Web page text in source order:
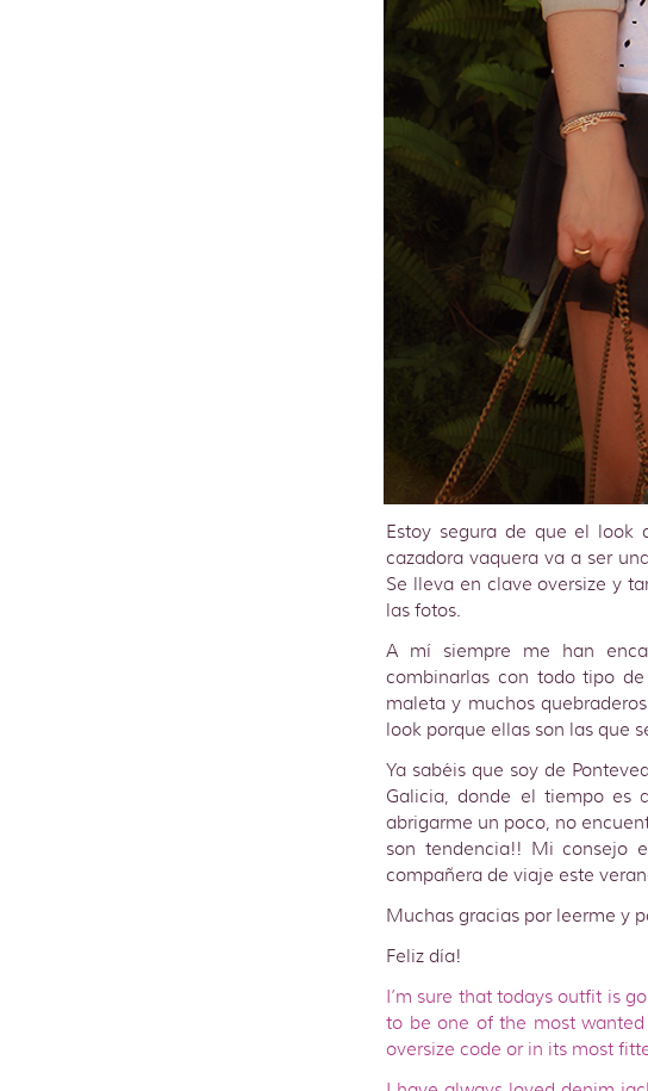
Estoy segura de que el
cazadora vaquera va a ser
Se lleva en clave oversize y
las fotos.
A mí siempre me han
combinarlas con todo tipo
maleta y muchos
look porque ellas son las que
Ya sabéis que soy de
Galicia, donde el tiempo es
abrigarme un poco, no
son tendencia!! Mi consejo
compañera de viaje este
Muchas gracias por leerme y
Feliz día!
I’m sure that todays outfit is
to be one of the most
oversize code or in its most